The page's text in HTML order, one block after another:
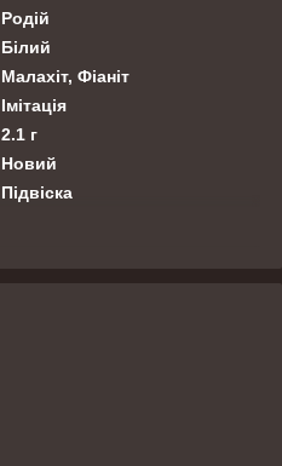
Родій
Білий
Малахіт, Фіаніт
Імітація
2.1 г
Новий
Підвіска